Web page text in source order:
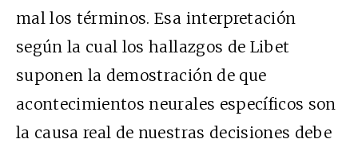
mal los términos. Esa interpretación
según la cual los hallazgos de Libet
suponen la demostración de que
acontecimientos neurales específicos son
la causa real de nuestras decisiones debe